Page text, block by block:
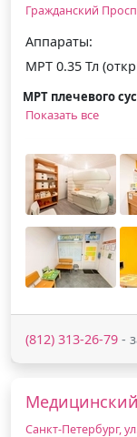
Гражданский
Аппараты:
МРТ 0.35 Тл
МРТ плечевого
Показать все
(812) 313-26-79 -
Санкт-Петербург,